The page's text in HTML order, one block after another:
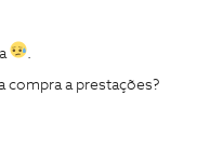
.
compra a prestações?